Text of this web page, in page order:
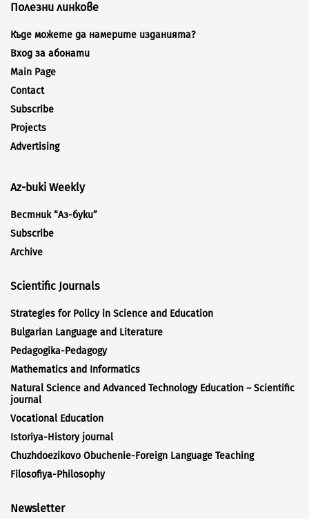
Полезни линкове
Къде можете да намерите изданията?
Вход за абонати
Main Page
Contact
Subscribe
Projects
Advertising
Az-buki Weekly
Вестник “Аз-буки”
Subscribe
Archive
Scientific Journals
Strategies for Policy in Science and Education
Bulgarian Language and Literature
Pedagogika-Pedagogy
Mathematics and Informatics
Natural Science and Advanced Technology Education – Scientific
journal
Vocational Education
Istoriya-History journal
Chuzhdoezikovo Obuchenie-Foreign Language Teaching
Filosofiya-Philosophy
Newsletter